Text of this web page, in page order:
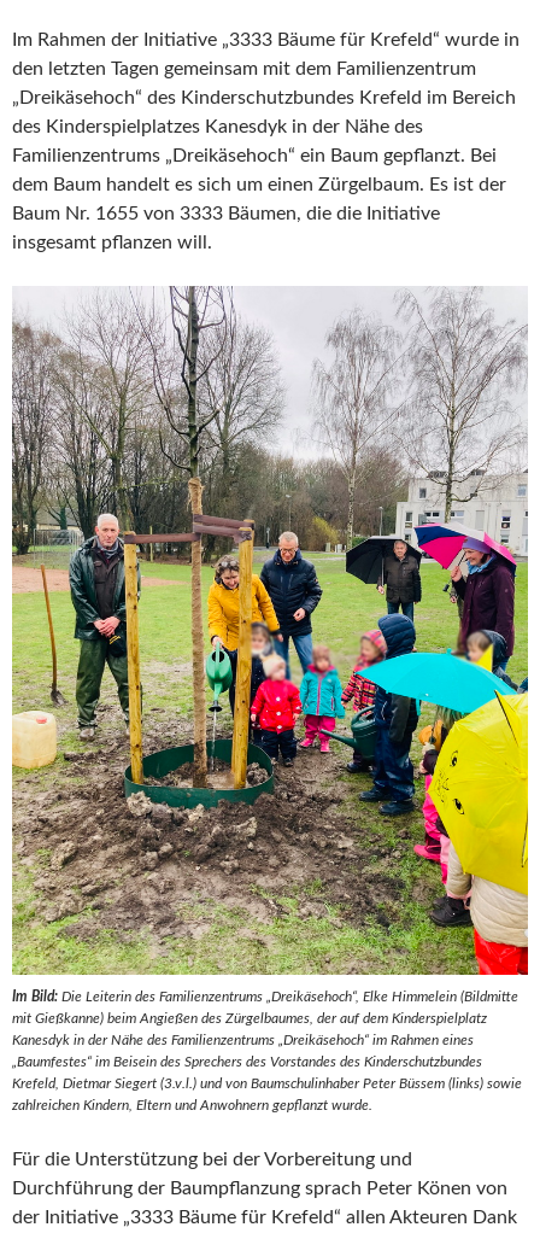
Im Rahmen der Initiative „3333 Bäume für Krefeld“ wurde in
den letzten Tagen gemeinsam mit dem Familienzentrum
„Dreikäsehoch“ des Kinderschutzbundes Krefeld im Bereich
des Kinderspielplatzes Kanesdyk in der Nähe des
Familienzentrums „Dreikäsehoch“ ein Baum gepflanzt. Bei
dem Baum handelt es sich um einen Zürgelbaum. Es ist der
Baum Nr. 1655 von 3333 Bäumen, die die Initiative
insgesamt pflanzen will.
Im Bild: Die Leiterin des Familienzentrums „Dreikäsehoch“, Elke Himmelein (Bildmitte
mit Gießkanne) beim Angießen des Zürgelbaumes, der auf dem Kinderspielplatz
Kanesdyk in der Nähe des Familienzentrums „Dreikäsehoch“ im Rahmen eines
„Baumfestes“ im Beisein des Sprechers des Vorstandes des Kinderschutzbundes
Krefeld, Dietmar Siegert (3.v.l.) und von Baumschulinhaber Peter Büssem (links) sowie
zahlreichen Kindern, Eltern und Anwohnern gepflanzt wurde.
Für die Unterstützung bei der Vorbereitung und
Durchführung der Baumpflanzung sprach Peter Könen von
der Initiative „3333 Bäume für Krefeld“ allen Akteuren Dank